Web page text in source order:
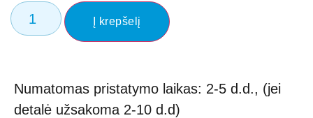
Į krepšelį
Numatomas pristatymo laikas: 2-5 d.d., (jei
detalė užsakoma 2-10 d.d)